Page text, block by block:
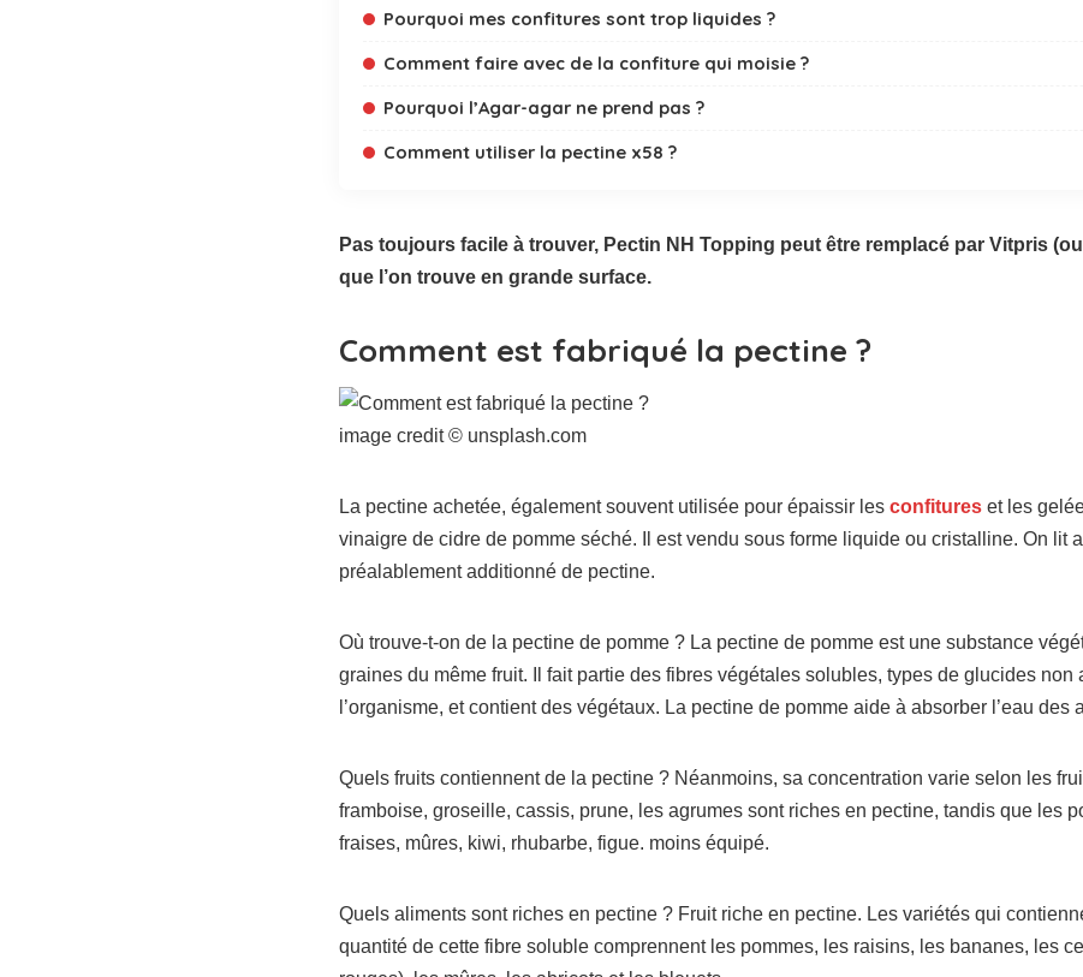
Pourquoi mes confitures sont trop liquides ?
Comment faire avec de la confiture qui moisie ?
Pourquoi l’Agar-agar ne prend pas ?
Comment utiliser la pectine x58 ?
Pas toujours facile à trouver, Pectin NH Topping peut être remplacé par Vitpris
que l’on trouve en grande surface.
Comment est fabriqué la pectine ?
image credit © unsplash.com
La pectine achetée, également souvent utilisée pour épaissir les confitures et les
vinaigre de cidre de pomme séché. Il est vendu sous forme liquide ou cristalline. On lit
préalablement additionné de pectine.
Où trouve-t-on de la pectine de pomme ? La pectine de pomme est une substance
graines du même fruit. Il fait partie des fibres végétales solubles, types de glucides non
l’organisme, et contient des végétaux. La pectine de pomme aide à absorber l’eau des
Quels fruits contiennent de la pectine ? Néanmoins, sa concentration varie selon les
framboise, groseille, cassis, prune, les agrumes sont riches en pectine, tandis que les
fraises, mûres, kiwi, rhubarbe, figue. moins équipé.
Quels aliments sont riches en pectine ? Fruit riche en pectine. Les variétés qui
quantité de cette fibre soluble comprennent les pommes, les raisins, les bananes, les